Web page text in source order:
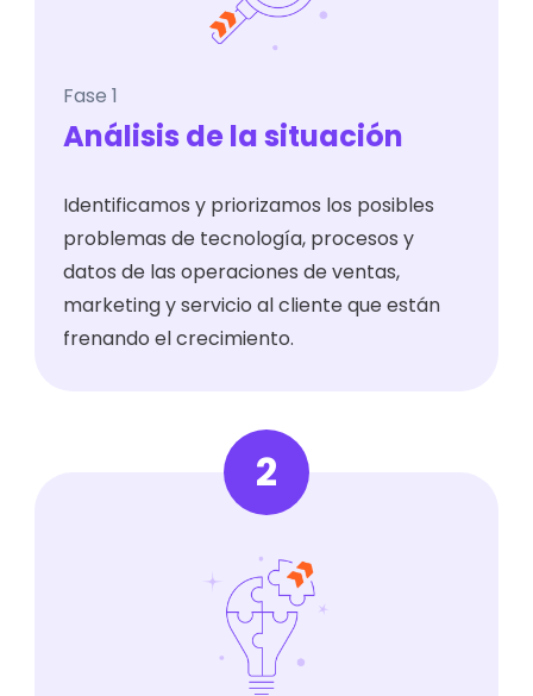
Fase 1
Análisis de la situación
Identificamos y priorizamos los posibles
problemas de tecnología, procesos y
datos de las operaciones de ventas,
marketing y servicio al cliente que están
frenando el crecimiento.
2